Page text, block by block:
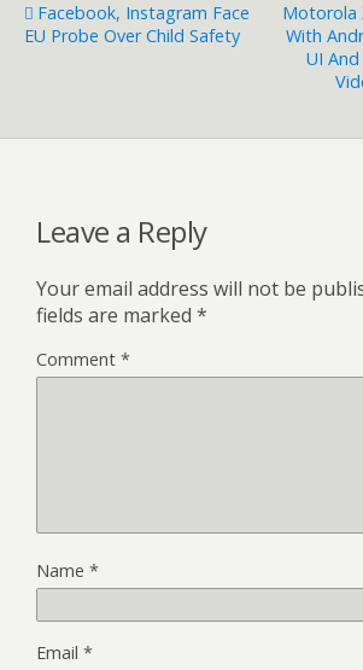
Facebook, Instagram Face
EU Probe Over Child Safety
Motorola
With
UI
Leave a Reply
Your email address will not be
fields are marked *
Comment *
Name *
Email *